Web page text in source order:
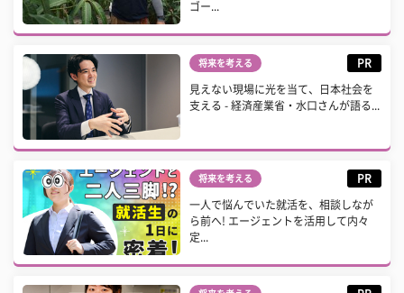
ゴー...
将来を考える PR
見えない現場に光を当て、日本社会を
支える - 経済産業省・水口さんが語る...
将来を考える PR
一人で悩んでいた就活を、相談しなが
ら前へ! エージェントを活用して内々
定...